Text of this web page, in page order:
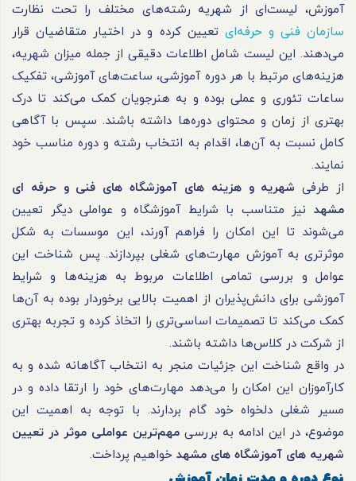
آموزش، لیست‌ای از شهریه رشته‌های مختلف را تحت نظارت
سازمان فنی و حرفه‌ای تعیین کرده و در اختیار متقاضیان قرار
می‌دهند. این لیست شامل اطلاعات دقیقی از جمله میزان شهریه،
هزینه‌های مرتبط با هر دوره آموزشی، ساعت‌های آموزشی، تفکیک
ساعات تئوری و عملی بوده و به هنرجویان کمک می‌کند تا درک
بهتری از زمان و محتوای دوره‌ها داشته باشند. سپس با آگاهی
کامل نسبت به آن‌ها، اقدام به انتخاب رشته و دوره مناسب خود
نمایند.
از طرفی شهریه و هزینه های آموزشگاه های فنی و حرفه ای
مشهد نیز متناسب با شرایط آموزشگاه و عواملی دیگر تعیین
می‌شوند تا این امکان را فراهم ‌آورند، این موسسات به شکل
موثرتری به آموزش مهارت‌های شغلی بپردازند. پس شناخت این
عوامل و بررسی تمامی اطلاعات مربوط به هزینه‌ها و شرایط
آموزشی برای دانش‌پذیران از اهمیت بالایی برخوردار بوده به آن‌ها
کمک می‌کند تا تصمیمات اساسی‌تری را اتخاذ کرده و تجربه بهتری
از شرکت در کلاس‌ها داشته باشند.
در واقع شناخت این جزئیات منجر به انتخاب آگاهانه شده و به
کارآموزان این امکان را می‌دهد مهارت‌های خود را ارتقا داده و در
مسیر شغلی دلخواه خود گام بردارند. با توجه به اهمیت این
موضوع، در این ادامه به بررسی مهم‌ترین عواملی موثر در تعیین
شهریه های آموزشگاه های مشهد خواهیم پرداخت.